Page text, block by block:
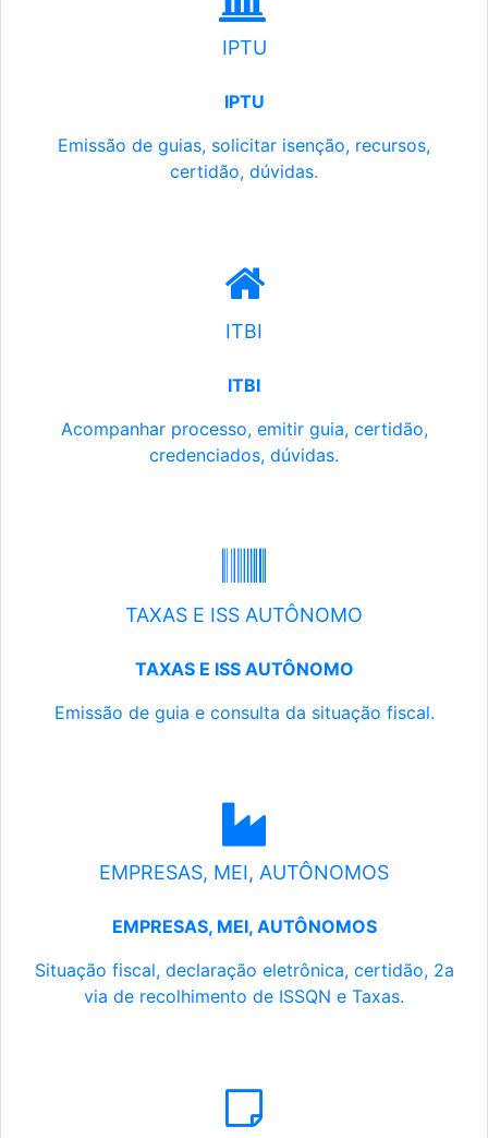
IPTU
IPTU
Emissão de guias, solicitar isenção, recursos,
certidão, dúvidas.
ITBI
ITBI
Acompanhar processo, emitir guia, certidão,
credenciados, dúvidas.
TAXAS E ISS AUTÔNOMO
TAXAS E ISS AUTÔNOMO
Emissão de guia e consulta da situação fiscal.
EMPRESAS, MEI, AUTÔNOMOS
EMPRESAS, MEI, AUTÔNOMOS
Situação fiscal, declaração eletrônica, certidão, 2a
via de recolhimento de ISSQN e Taxas.